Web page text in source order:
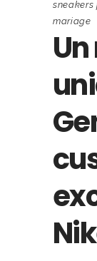
sneakers
mariage